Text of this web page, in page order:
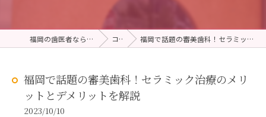
福岡の歯医者ならむらつ歯科クリニック コラム 福岡で話題の審美歯科！セラミック治療のメリットとデメリットを解説
福岡で話題の審美歯科！セラミック治療のメリ
ットとデメリットを解説
2023/10/10